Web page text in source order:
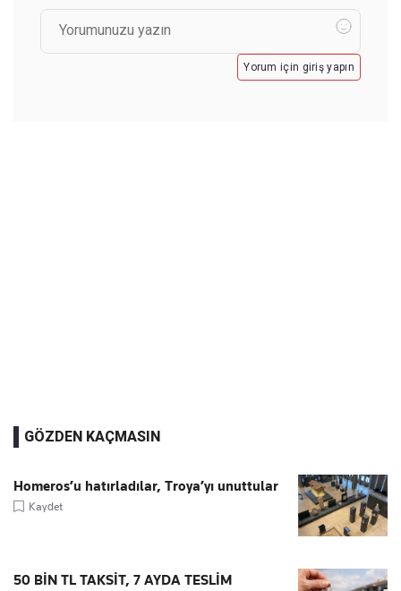
Yorum için giriş yapın
GÖZDEN KAÇMASIN
Homeros’u hatırladılar, Troya’yı unuttular
Kaydet
50 BİN TL TAKSİT, 7 AYDA TESLİM